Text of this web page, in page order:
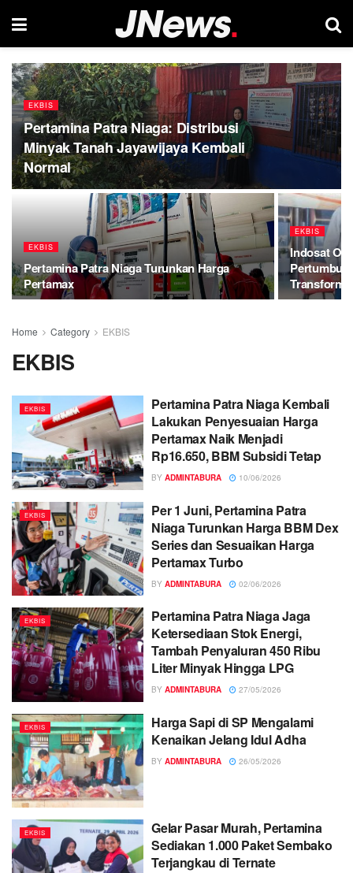
EKBIS
Pertamina Patra Niaga: Distribusi
Minyak Tanah Jayawijaya Kembali
Normal
EKBIS
Pertamina Patra Niaga Turunkan Harga
Pertamax
EKBIS
Indosat
Home Category EKBIS
EKBIS
EKBIS
Pertamina Patra Niaga Kembali
Lakukan Penyesuaian Harga
Pertamax Naik Menjadi
Rp16.650, BBM Subsidi Tetap
BY ADMINTABURA 10/06/2026
EKBIS
Per 1 Juni, Pertamina Patra
Niaga Turunkan Harga BBM Dex
Series dan Sesuaikan Harga
Pertamax Turbo
BY ADMINTABURA 02/06/2026
EKBIS
Pertamina Patra Niaga Jaga
Ketersediaan Stok Energi,
Tambah Penyaluran 450 Ribu
Liter Minyak Hingga LPG
BY ADMINTABURA 27/05/2026
EKBIS
Harga Sapi di SP Mengalami
Kenaikan Jelang Idul Adha
BY ADMINTABURA 26/05/2026
EKBIS
Gelar Pasar Murah, Pertamina
Sediakan 1.000 Paket Sembako
Terjangkau di Ternate